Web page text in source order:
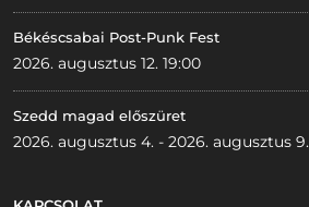
Békéscsabai Post-Punk Fest
2026. augusztus 12. 19:00
Szedd magad előszüret
2026. augusztus 4. - 2026. augusztus 9.